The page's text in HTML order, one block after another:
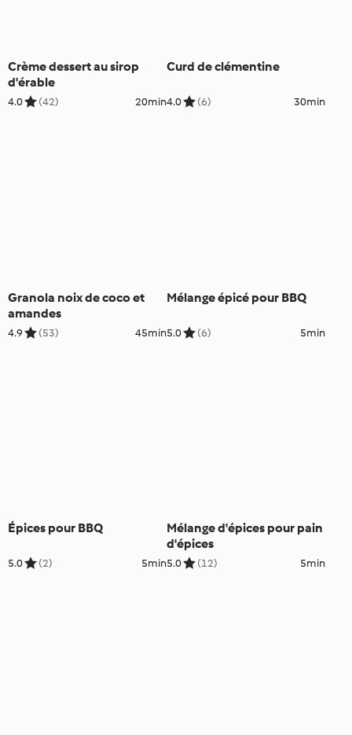
Crème dessert au sirop
d'érable
4.0 (42) 20min
Curd de clémentine
4.0 (6) 30min
Granola noix de coco et
amandes
4.9 (53) 45min
Mélange épicé pour BBQ
5.0 (6) 5min
Épices pour BBQ
5.0 (2) 5min
Mélange d'épices pour pain
d'épices
5.0 (12) 5min